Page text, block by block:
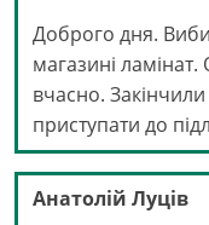
Доброго дня.
магазині
вчасно.
приступати до
Анатолій Луців